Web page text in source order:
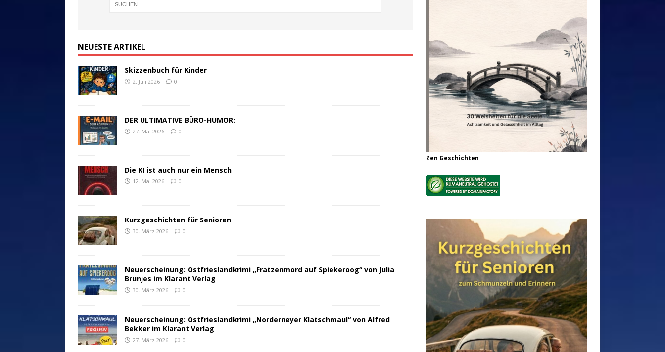
NEUESTE ARTIKEL
Skizzenbuch für Kinder
2. Juli 2026 0
DER ULTIMATIVE BÜRO-HUMOR:
27. Mai 2026 0
Die KI ist auch nur ein Mensch
12. Mai 2026 0
Kurzgeschichten für Senioren
30. März 2026 0
Neuerscheinung: Ostfrieslandkrimi „Fratzenmord auf Spiekeroog“ von Julia
Brunjes im Klarant Verlag
30. März 2026 0
Neuerscheinung: Ostfrieslandkrimi „Norderneyer Klatschmaul“ von Alfred
Bekker im Klarant Verlag
27. März 2026 0
Zen Geschichten